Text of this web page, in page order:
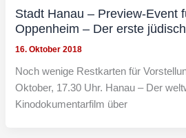
Stadt Hanau – Preview-Event
Oppenheim – Der erste
16. Oktober 2018
Noch wenige Restkarten für
Oktober, 17.30 Uhr. Hanau – Der
Kinodokumentarfilm über